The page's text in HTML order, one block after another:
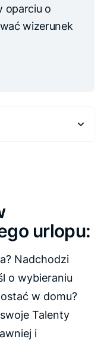
urlopu:
Nadchodzi
o wybieraniu
w domu?
Talenty
i
oparciu o
wizerunek